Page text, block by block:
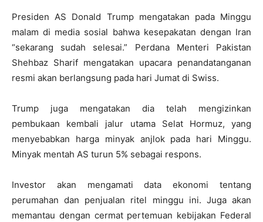
Presiden AS Donald Trump mengatakan pada Minggu
malam di media sosial bahwa kesepakatan dengan Iran
“sekarang sudah selesai.” Perdana Menteri Pakistan
Shehbaz Sharif mengatakan upacara penandatanganan
resmi akan berlangsung pada hari Jumat di Swiss.
Trump juga mengatakan dia telah mengizinkan
pembukaan kembali jalur utama Selat Hormuz, yang
menyebabkan harga minyak anjlok pada hari Minggu.
Minyak mentah AS turun 5% sebagai respons.
Investor akan mengamati data ekonomi tentang
perumahan dan penjualan ritel minggu ini. Juga akan
memantau dengan cermat pertemuan kebijakan Federal